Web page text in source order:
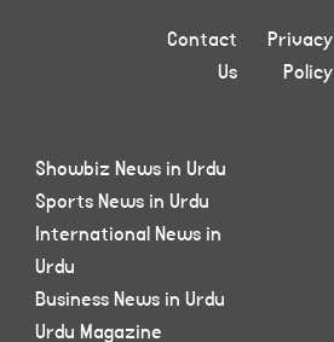
Privacy
Policy
Contact
Us
Showbiz News in Urdu
Sports News in Urdu
International News in
Urdu
Business News in Urdu
Urdu Magazine